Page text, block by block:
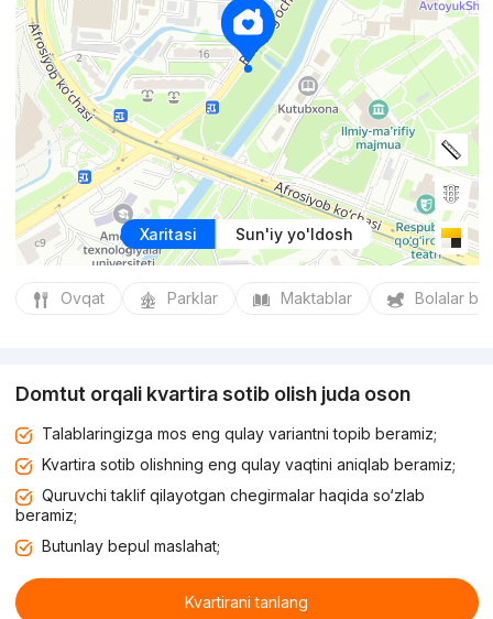
Xaritasi Sun'iy yo'ldosh
Ovqat Parklar Maktablar Bolalar
Domtut orqali kvartira sotib olish juda oson
Talablaringizga mos eng qulay variantni topib beramiz;
Kvartira sotib olishning eng qulay vaqtini aniqlab beramiz;
Quruvchi taklif qilayotgan chegirmalar haqida so‘zlab
beramiz;
Butunlay bepul maslahat;
Kvartirani tanlang